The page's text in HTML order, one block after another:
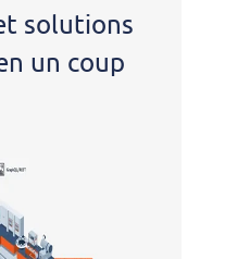
solutions
un coup